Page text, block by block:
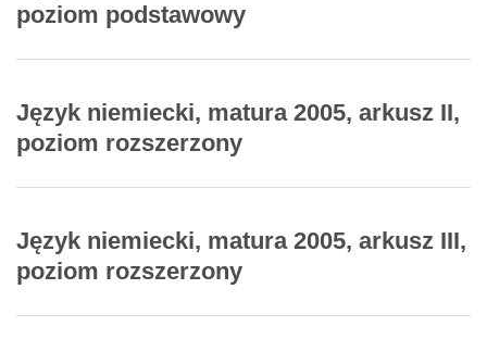
poziom podstawowy
Język niemiecki, matura 2005, arkusz II,
poziom rozszerzony
Język niemiecki, matura 2005, arkusz III,
poziom rozszerzony